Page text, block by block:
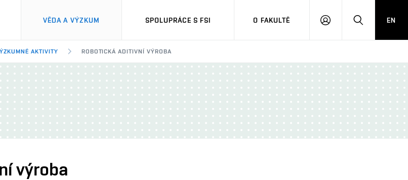
VĚDA A VÝZKUM SPOLUPRÁCE S FSI O FAKULTĚ
PŘIHLÁŠENÍHLEDAT
EN
AKTIVITY ROBOTICKÁ ADITIVNÍ VÝROBA
výroba